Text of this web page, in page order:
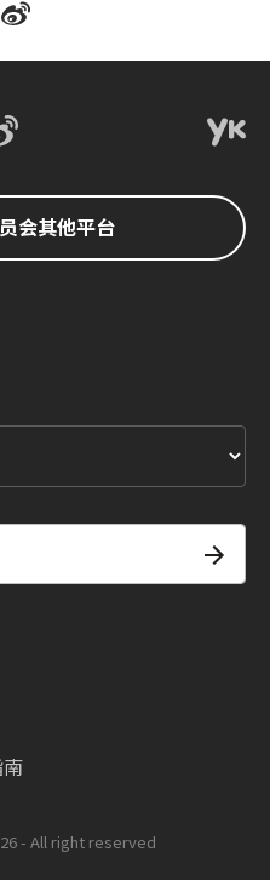
会其他平台
- All right reserved